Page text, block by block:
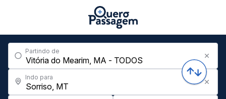
Partindo de
Indo para